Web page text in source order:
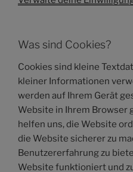
Was sind Cookies?
Cookies sind kleine
kleiner Informationen
werden auf Ihrem Gerät
Website in Ihrem Browser
helfen uns, die Website
die Website sicherer zu
Benutzererfahrung zu
Website funktioniert und